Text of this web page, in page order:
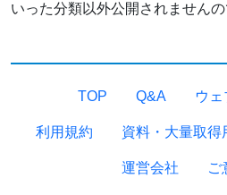
いった分類以外公開されませんの
TOP Q&A ウ
利用規約 資料・大量取得
運営会社 ご